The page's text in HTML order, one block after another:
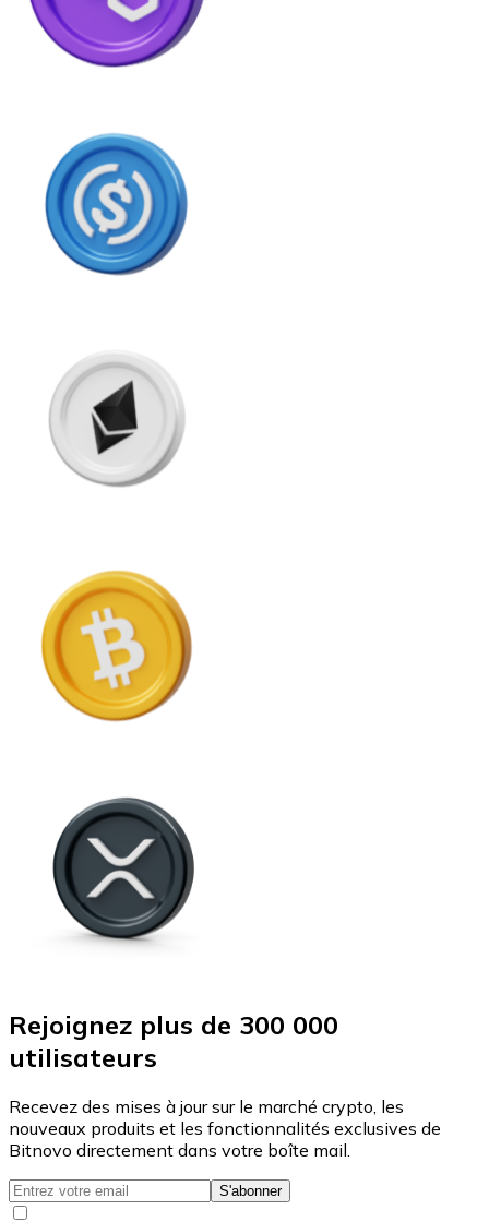
Rejoignez plus de 300 000
utilisateurs
Recevez des mises à jour sur le marché crypto, les
nouveaux produits et les fonctionnalités exclusives de
Bitnovo directement dans votre boîte mail.
S'abonner